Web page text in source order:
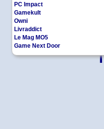
PC Impact
Gamekult
Owni
Livraddict
Le Mag MO5
Game Next Door
Copyleft
Leader en